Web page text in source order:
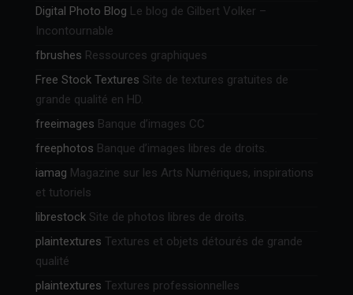
Digital Photo Blog Le blog de Gilbert Volker –
Incontournable
fbrushes Ressources graphiques
Free Stock Textures Site de textures gratuites de
grande qualité en HD.
freeimages Banque d’images CC
freephotos Banque d’images libres de droits.
iamag Magazine sur les Arts Numériques, inspirations
et tutoriels
librestock Site de photos libres de droits.
plaintextures Textures et objets détourés de grande
qualité
plaintextures Textures professionnelles